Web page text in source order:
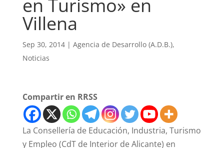
en Turismo» en
Villena
Sep 30, 2014| Agencia de Desarrollo (A.D.B.),
Noticias
Compartir en RRSS
La Consellería de Educación, Industria, Turismo
y Empleo (CdT de Interior de Alicante) en